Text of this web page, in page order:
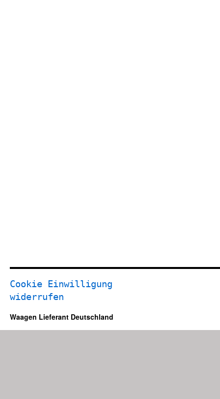
Cookie Einwilligung
widerrufen
Waagen Lieferant Deutschland